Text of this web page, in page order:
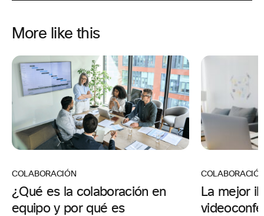
More like this
COLABORACIÓN
¿Qué es la colaboración en
equipo y por qué es
La mejor